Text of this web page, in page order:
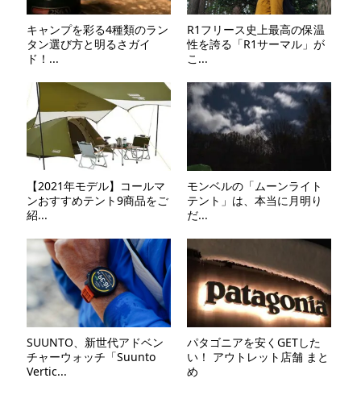
キャンプを彩る4種類のラン
タン選び方と明るさガイ
ド！...
R1フリース史上最高の保温
性を誇る「R1サーマル」が
こ...
【2021年モデル】コールマ
ンおすすめテント9商品をご
紹...
モンベルの「ムーンライト
テント」は、本当に⽉明り
だ...
SUUNTO、新世代アドベン
チャーウォッチ「Suunto
Vertic...
パタゴニアを安くGETした
い！ アウトレット店舗 まと
め